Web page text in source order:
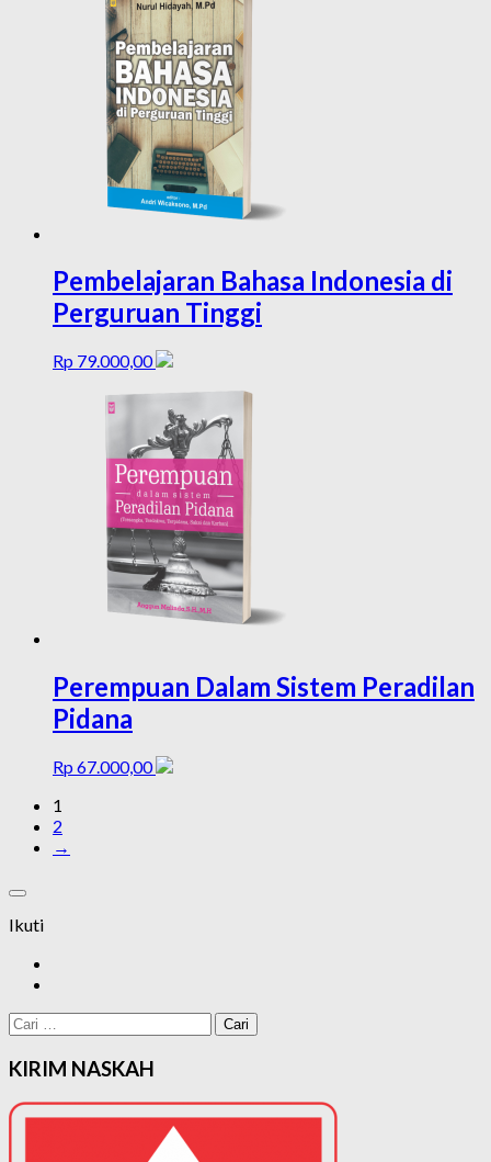
Pembelajaran Bahasa Indonesia di
Perguruan Tinggi
Rp 79.000,00
Perempuan Dalam Sistem Peradilan
Pidana
Rp 67.000,00
1
2
→
Ikuti
Cari
untuk:
KIRIM NASKAH